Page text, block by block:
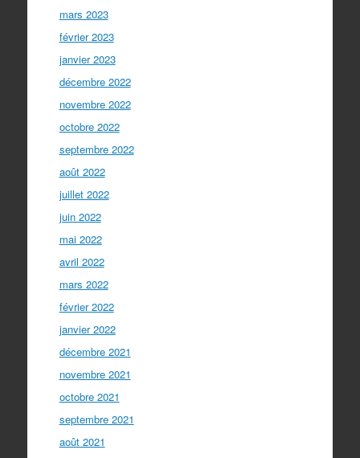
mars 2023
février 2023
janvier 2023
décembre 2022
novembre 2022
octobre 2022
septembre 2022
août 2022
juillet 2022
juin 2022
mai 2022
avril 2022
mars 2022
février 2022
janvier 2022
décembre 2021
novembre 2021
octobre 2021
septembre 2021
août 2021